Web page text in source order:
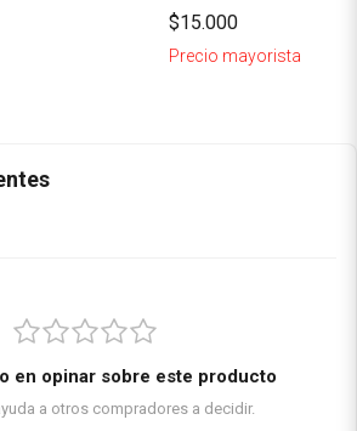
$15.000
Precio mayorista
en opinar sobre este producto
a otros compradores a decidir.